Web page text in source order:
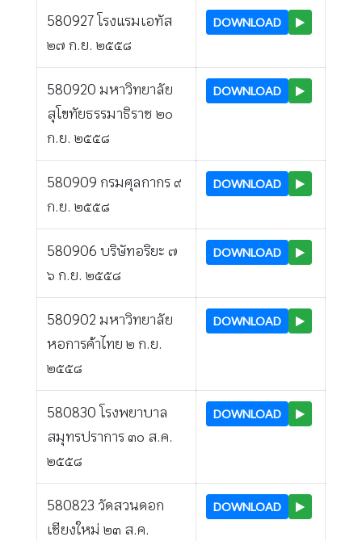
580927 โรงแรมเอทัส
๒๗ ก.ย. ๒๕๕๘
DOWNLOAD
580920 มหาวิทยาลัย
สุโขทัยธรรมาธิราช ๒๐
ก.ย. ๒๕๕๘
DOWNLOAD
580909 กรมศุลกากร ๙
ก.ย. ๒๕๕๘
DOWNLOAD
580906 บริษัทอริยะ ๗
๖ ก.ย. ๒๕๕๘
DOWNLOAD
580902 มหาวิทยาลัย
หอการค้าไทย ๒ ก.ย.
๒๕๕๘
DOWNLOAD
580830 โรงพยาบาล
สมุทรปราการ ๓๐ ส.ค.
๒๕๕๘
DOWNLOAD
580823 วัดสวนดอก
เชียงใหม่ ๒๓ ส.ค.
DOWNLOAD